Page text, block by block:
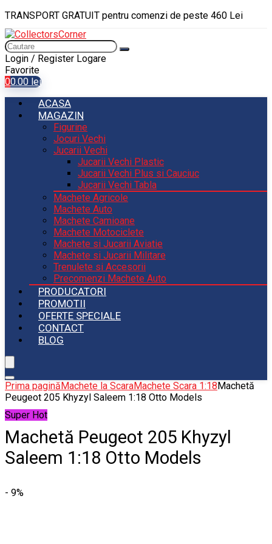
TRANSPORT GRATUIT pentru comenzi de peste 460 Lei
Login / Register Logare
Favorite
00.00 lei
ACASA
MAGAZIN
Figurine
Jocuri Vechi
Jucarii Vechi
Jucarii Vechi Plastic
Jucarii Vechi Plus si Cauciuc
Jucarii Vechi Tabla
Machete Agricole
Machete Auto
Machete Camioane
Machete Motociclete
Machete si Jucarii Aviatie
Machete si Jucarii Militare
Trenulete si Accesorii
Precomenzi Machete Auto
PRODUCATORI
PROMOTII
OFERTE SPECIALE
CONTACT
BLOG
Prima paginăMachete la ScaraMachete Scara 1:18Machetă
Peugeot 205 Khyzyl Saleem 1:18 Otto Models
Super Hot
Machetă Peugeot 205 Khyzyl
Saleem 1:18 Otto Models
- 9%